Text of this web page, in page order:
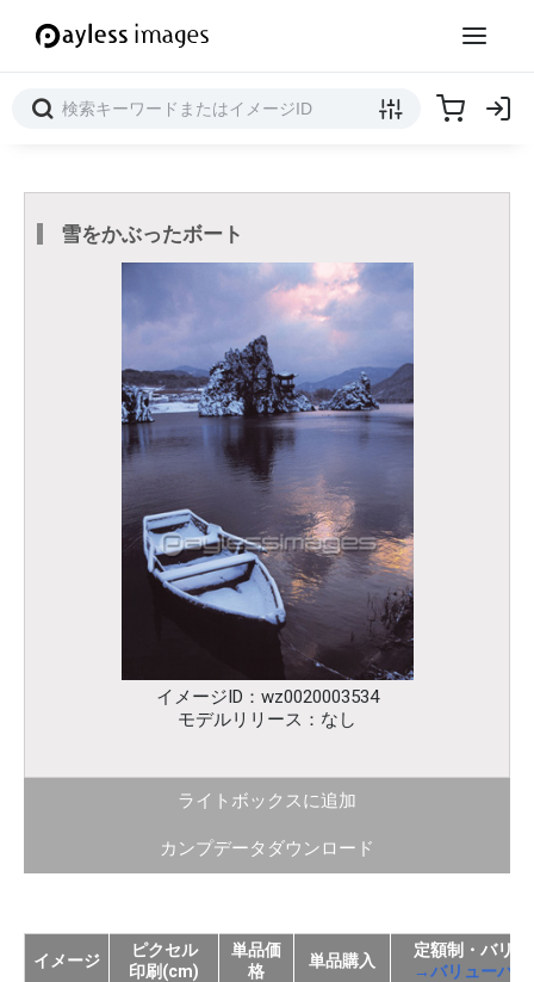
雪をかぶったボート
イメージID：wz0020003534
モデルリリース：なし
ライトボックスに追加
カンプデータダウンロード
イメージ
ピクセル
印刷(cm)
単品価
格
単品購入
定額制・バリ
→バリューパッ